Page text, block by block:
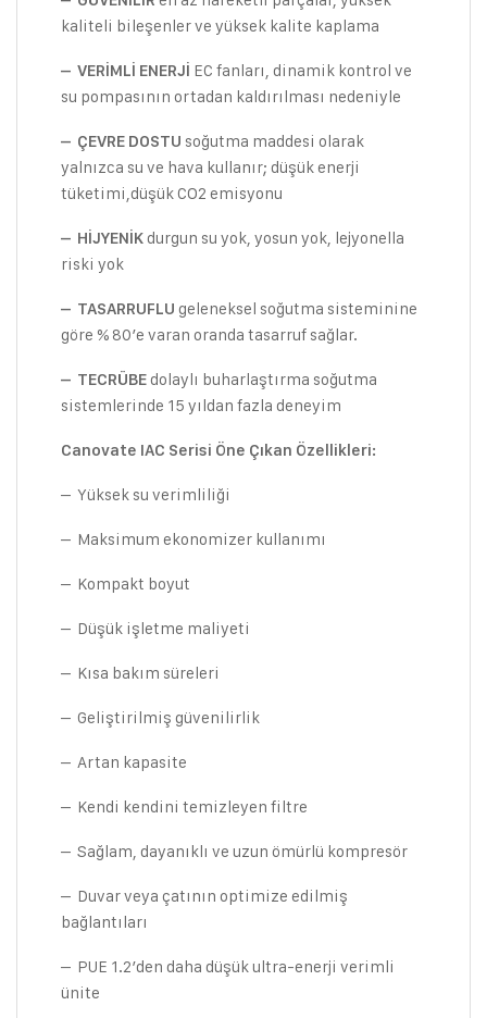
kaliteli bileşenler ve yüksek kalite kaplama
– VERİMLİ ENERJİ EC fanları, dinamik kontrol ve
su pompasının ortadan kaldırılması nedeniyle
– ÇEVRE DOSTU soğutma maddesi olarak
yalnızca su ve hava kullanır; düşük enerji
tüketimi,düşük CO2 emisyonu
– HİJYENİKdurgun su yok, yosun yok, lejyonella
riski yok
– TASARRUFLU geleneksel soğutma sisteminine
göre % 80’e varan oranda tasarruf sağlar.
– TECRÜBEdolaylı buharlaştırma soğutma
sistemlerinde 15 yıldan fazla deneyim
Canovate IAC Serisi Öne Çıkan Özellikleri:
– Yüksek su verimliliği
– Maksimum ekonomizer kullanımı
– Kompakt boyut
– Düşük işletme maliyeti
– Kısa bakım süreleri
– Geliştirilmiş güvenilirlik
– Artan kapasite
– Kendi kendini temizleyen filtre
– Sağlam, dayanıklı ve uzun ömürlü kompresör
– Duvar veya çatının optimize edilmiş
bağlantıları
– PUE 1.2’den daha düşük ultra-enerji verimli
ünite